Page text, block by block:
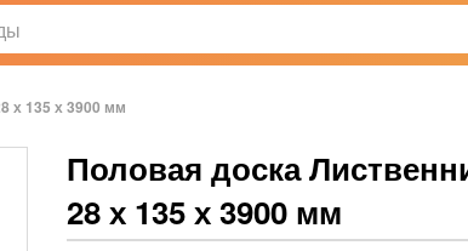
х 135 х 3900 мм
Половая доска
28 х 135 х 3900 мм